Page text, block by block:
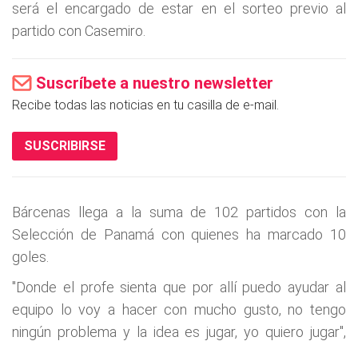
será el encargado de estar en el sorteo previo al
partido con Casemiro.
Suscríbete a nuestro newsletter
Recibe todas las noticias en tu casilla de e-mail.
SUSCRIBIRSE
Bárcenas llega a la suma de 102 partidos con la
Selección de Panamá con quienes ha marcado 10
goles.
"Donde el profe sienta que por allí puedo ayudar al
equipo lo voy a hacer con mucho gusto, no tengo
ningún problema y la idea es jugar, yo quiero jugar",